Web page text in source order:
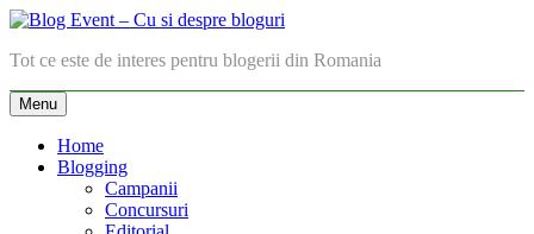
Skip
content
Blog Event – Cu si despre bloguri
Tot ce este de interes pentru blogerii din Romania
Menu
Home
Blogging
Campanii
Concursuri